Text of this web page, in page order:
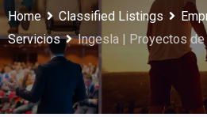
Home Classified Listings
Servicios
Ingesla | Proyectos de